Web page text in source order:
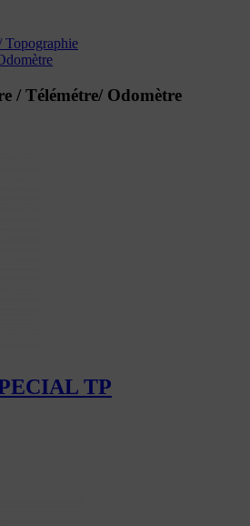
Topographie
/ Télémétre/ Odomètre
TP